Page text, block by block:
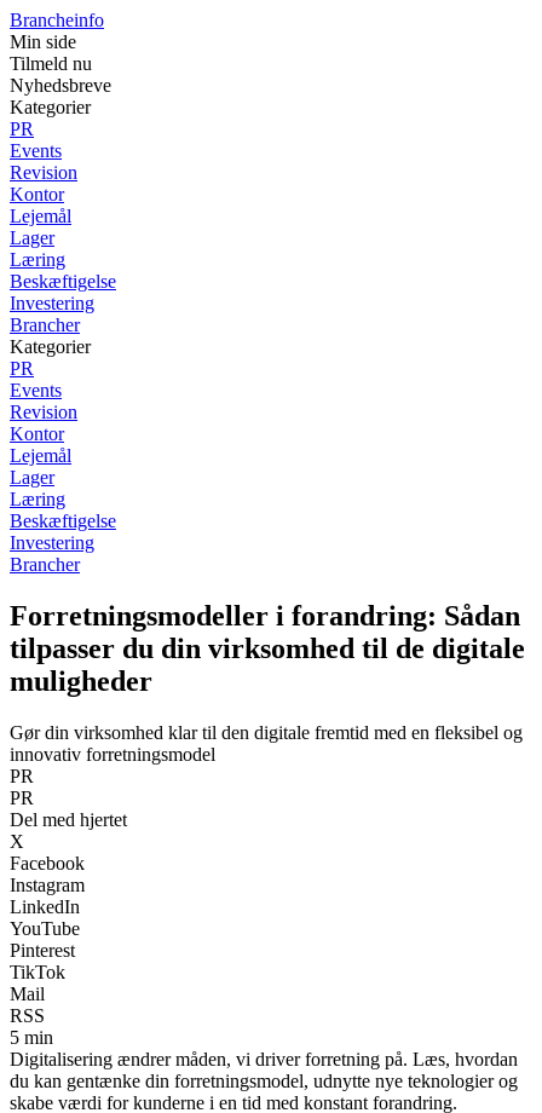
Brancheinfo
Min side
Tilmeld nu
Nyhedsbreve
Kategorier
PR
Events
Revision
Kontor
Lejemål
Lager
Læring
Beskæftigelse
Investering
Brancher
Kategorier
PR
Events
Revision
Kontor
Lejemål
Lager
Læring
Beskæftigelse
Investering
Brancher
Forretningsmodeller i forandring: Sådan
tilpasser du din virksomhed til de digitale
muligheder
Gør din virksomhed klar til den digitale fremtid med en fleksibel og
innovativ forretningsmodel
PR
PR
Del med hjertet
X
Facebook
Instagram
LinkedIn
YouTube
Pinterest
TikTok
Mail
RSS
5 min
Digitalisering ændrer måden, vi driver forretning på. Læs, hvordan
du kan gentænke din forretningsmodel, udnytte nye teknologier og
skabe værdi for kunderne i en tid med konstant forandring.